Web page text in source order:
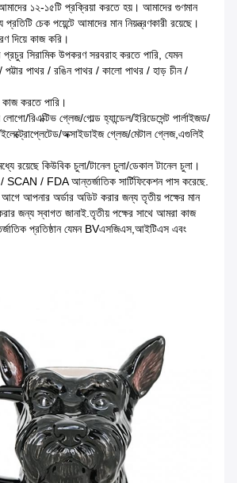
১২-১৫টি প্রক্রিয়া করতে হয়। আমাদের গুণমান
চেক পয়েন্টে আমাদের মান নিয়ন্ত্রণকারী রয়েছে।
দিয়ে কাজ করি।
সিরামিক উপকরণ সরবরাহ করতে পারি, যেমন
পাথর / রঙিন পাথর / কালো পাথর / হাড় চীন /
করতে পারি।
রিএক্টিভ গ্লেজ/গোল্ড হ্যান্ডেল/ইরিডেসেন্ট পার্লাইজড/
ইলেক্ট্রোপ্লেটেড/অক্সাইডাইজ গ্লেজ/মেটাল গ্লেজ,এগুলিই
রয়েছে কিউবিক চুলা/টানেল চুলা/ডেকাল টানেল চুলা।
/ FDA আন্তর্জাতিক সার্টিফিকেশন পাস করেছে.
আপনার অর্ডার অডিট করার জন্য তৃতীয় পক্ষের মান
জন্য স্বাগত জানাই.তৃতীয় পক্ষের সাথে আমরা কাজ
প্রতিষ্ঠান যেমন BVএসজিএস,আইটিএস এবং